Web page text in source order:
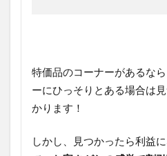
特価品のコーナーがあるな
ーにひっそりとある場合は
かります！
しかし、見つかったら利益